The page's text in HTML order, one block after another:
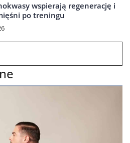
wspierają regenerację i
po treningu